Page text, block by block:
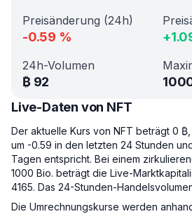
Preisänderung (24h)
-0.59 % +
24h-Volumen
₿ 92
Live-Daten von NFT
Der aktuelle Kurs von NFT beträgt 0
um -0.59 in den letzten 24 Stunden
Tagen entspricht. Bei einem
1000 Bio. beträgt die Live-
4165. Das 24-Stunden-
Die Umrechnungskurse werden